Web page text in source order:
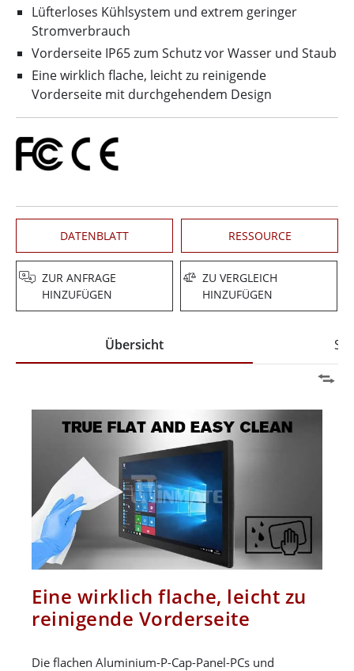
Lüfterloses Kühlsystem und extrem geringer
Stromverbrauch
Vorderseite IP65 zum Schutz vor Wasser und Staub
Eine wirklich flache, leicht zu reinigende
Vorderseite mit durchgehendem Design
DATENBLATT RESSOURCE
ZUR ANFRAGE
HINZUFÜGEN
ZU VERGLEICH
HINZUFÜGEN
Übersicht
Eine wirklich flache, leicht zu
reinigende Vorderseite
Die flachen Aluminium-P-Cap-Panel-PCs und